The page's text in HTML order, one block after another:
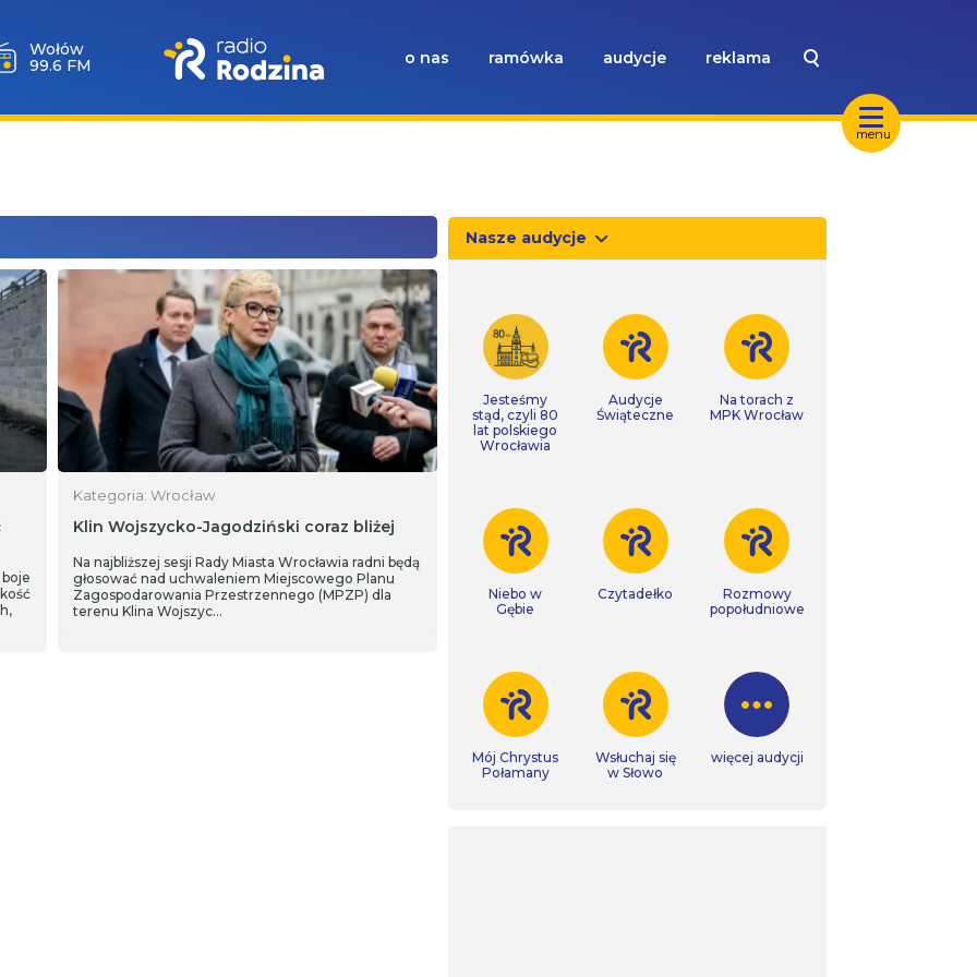
menu
Wołów
99.6 FM
o nas ramówka audycje reklama
Kategoria: Wrocław
Klin Wojszycko-Jagodziński coraz bliżej
Na najbliższej sesji Rady Miasta Wrocławia radni będą
głosować nad uchwaleniem Miejscowego Planu
Zagospodarowania Przestrzennego (MPZP) dla
terenu Klina Wojszyc…
Nasze audycje
Jesteśmy
stąd, czyli 80
lat polskiego
Wrocławia
Audycje
Świąteczne
Na torach z
MPK Wrocław
Niebo w
Gębie
Czytadełko
Rozmowy
popołudniowe
Mój Chrystus
Połamany
Wsłuchaj się
w Słowo
więcej audycji